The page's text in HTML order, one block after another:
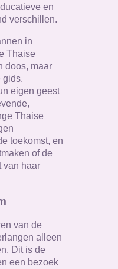
en
verschillen.
in
Thaise
doos, maar
gids.
eigen geest
Thaise
toekomst, en
of de
van haar
van de
alleen
Dit is de
een bezoek